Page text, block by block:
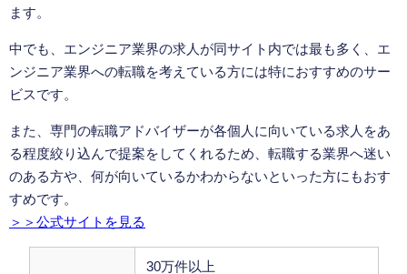
ます。
中でも、エンジニア業界の求人が同サイト内では最も多く、エ
ンジニア業界への転職を考えている方には特におすすめのサー
ビスです。
また、専門の転職アドバイザーが各個人に向いている求人をあ
る程度絞り込んで提案をしてくれるため、転職する業界へ迷い
のある方や、何が向いているかわからないといった方にもおす
すめです。
＞＞公式サイトを見る
30万件以上